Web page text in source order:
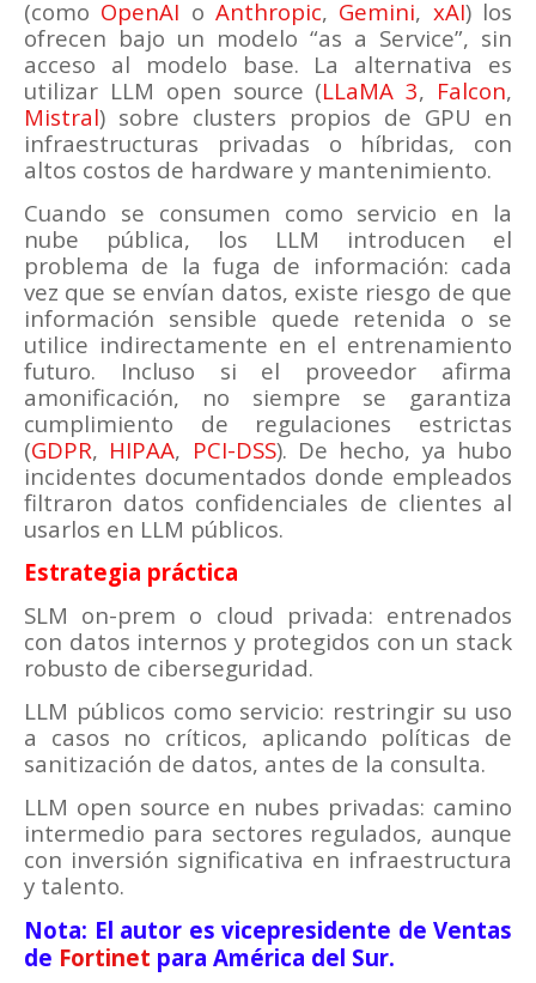
(como OpenAI oAnthropic, Gemini, xAI) los
ofrecen bajo un modelo “as a Service”, sin
acceso al modelo base. La alternativa es
utilizar LLM open source (LLaMA 3, Falcon,
Mistral) sobre clusters propios de GPU en
infraestructuras privadas o híbridas, con
altos costos de hardware y mantenimiento.
Cuando se consumen como servicio en la
nube pública, los LLM introducen el
problema de la fuga de información: cada
vez que se envían datos, existe riesgo de que
información sensible quede retenida o se
utilice indirectamente en el entrenamiento
futuro. Incluso si el proveedor afirma
amonificación, no siempre se garantiza
cumplimiento de regulaciones estrictas
(GDPR, HIPAA, PCI-DSS). De hecho, ya hubo
incidentes documentados donde empleados
filtraron datos confidenciales de clientes al
usarlos en LLM públicos.
Estrategia práctica
SLM on-prem o cloud privada: entrenados
con datos internos y protegidos con un stack
robusto de ciberseguridad.
LLM públicos como servicio: restringir su uso
a casos no críticos, aplicando políticas de
sanitización de datos, antes de la consulta.
LLM open source en nubes privadas: camino
intermedio para sectores regulados, aunque
con inversión significativa en infraestructura
y talento.
Nota: El autor es vicepresidente de Ventas
de Fortinet para América del Sur.